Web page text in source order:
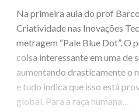
Na primeira aula do prof
Criatividade nas Inovações
metragem “Pale Blue Dot”. O
coisa interessante em uma de
aumentando drasticamente o
e tudo indica que isso está
global. Para a raça humana…